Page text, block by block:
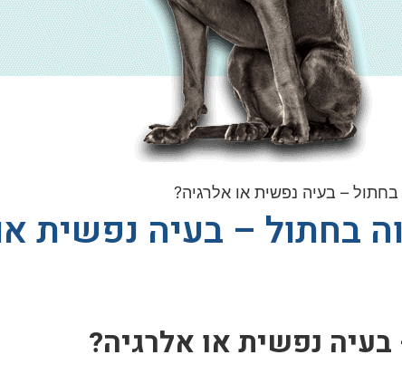
בחתול – בעיה נפשית או אלרגיה?
בחתול – בעיה נפשית
בעיה נפשית או אלרגיה?